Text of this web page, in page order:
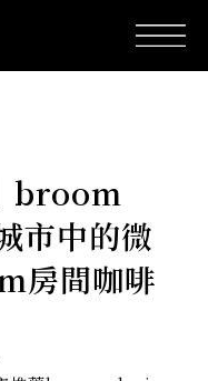
broom
市中的微
房間咖啡